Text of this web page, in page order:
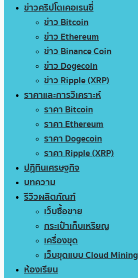
ข่าวคริปโตเคอเรนซี่
ข่าว Bitcoin
ข่าว Ethereum
ข่าว Binance Coin
ข่าว Dogecoin
ข่าว Ripple (XRP)
ราคาและการวิเคราะห์
ราคา Bitcoin
ราคา Ethereum
ราคา Dogecoin
ราคา Ripple (XRP)
ปฏิทินเศรษฐกิจ
บทความ
รีวิวผลิตภัณฑ์
เว็บซื้อขาย
กระเป๋าเก็บเหรียญ
เครื่องขุด
เว็บขุดแบบ Cloud Mining
ห้องเรียน